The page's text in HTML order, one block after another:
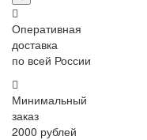
Оперативная
доставка
по всей России
Минимальный
заказ
2000 рублей